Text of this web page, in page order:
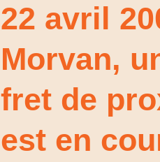
22 avril
Morvan,
fret de
est en